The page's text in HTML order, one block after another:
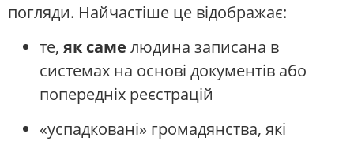
погляди. Найчастіше це відображає:
те, як саме людина записана в
системах на основі документів або
попередніх реєстрацій
«успадковані» громадянства, які